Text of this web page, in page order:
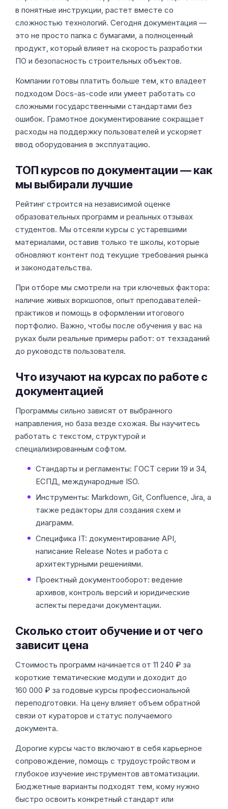
в понятные инструкции, растет вместе со
сложностью технологий. Сегодня документация —
это не просто папка с бумагами, а полноценный
продукт, который влияет на скорость разработки
ПО и безопасность строительных объектов.
Компании готовы платить больше тем, кто владеет
подходом Docs-as-code или умеет работать со
сложными государственными стандартами без
ошибок. Грамотное документирование сокращает
расходы на поддержку пользователей и ускоряет
ввод оборудования в эксплуатацию.
ТОП курсов по документации — как
мы выбирали лучшие
Рейтинг строится на независимой оценке
образовательных программ и реальных отзывах
студентов. Мы отсеяли курсы с устаревшими
материалами, оставив только те школы, которые
обновляют контент под текущие требования рынка
и законодательства.
При отборе мы смотрели на три ключевых фактора:
наличие живых воркшопов, опыт преподавателей-
практиков и помощь в оформлении итогового
портфолио. Важно, чтобы после обучения у вас на
руках были реальные примеры работ: от техзаданий
до руководств пользователя.
Что изучают на курсах по работе с
документацией
Программы сильно зависят от выбранного
направления, но база везде схожая. Вы научитесь
работать с текстом, структурой и
специализированным софтом.
Стандарты и регламенты: ГОСТ серии 19 и 34,
ЕСПД, международные ISO.
Инструменты: Markdown, Git, Confluence, Jira, а
также редакторы для создания схем и
диаграмм.
Специфика IT: документирование API,
написание Release Notes и работа с
архитектурными решениями.
Проектный документооборот: ведение
архивов, контроль версий и юридические
аспекты передачи документации.
Сколько стоит обучение и от чего
зависит цена
Стоимость программ начинается от 11 240 ₽ за
короткие тематические модули и доходит до
160 000 ₽ за годовые курсы профессиональной
переподготовки. На цену влияет объем обратной
связи от кураторов и статус получаемого
документа.
Дорогие курсы часто включают в себя карьерное
сопровождение, помощь с трудоустройством и
глубокое изучение инструментов автоматизации.
Бюджетные варианты подходят тем, кому нужно
быстро освоить конкретный стандарт или